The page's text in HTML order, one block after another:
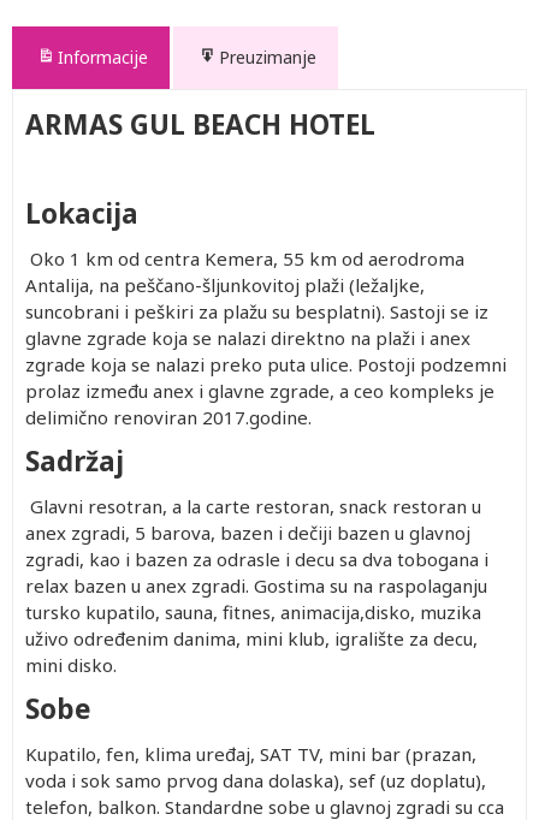
Informacije Preuzimanje
ARMAS GUL BEACH HOTEL
Lokacija
Oko 1 km od centra Kemera, 55 km od aerodroma
Antalija, na peščano-šljunkovitoj plaži (ležaljke,
suncobrani i peškiri za plažu su besplatni). Sastoji se iz
glavne zgrade koja se nalazi direktno na plaži i anex
zgrade koja se nalazi preko puta ulice. Postoji podzemni
prolaz između anex i glavne zgrade, a ceo kompleks je
delimično renoviran 2017.godine.
Sadržaj
Glavni resotran, a la carte restoran, snack restoran u
anex zgradi, 5 barova, bazen i dečiji bazen u glavnoj
zgradi, kao i bazen za odrasle i decu sa dva tobogana i
relax bazen u anex zgradi. Gostima su na raspolaganju
tursko kupatilo, sauna, fitnes, animacija,disko, muzika
uživo određenim danima, mini klub, igralište za decu,
mini disko.
Sobe
Kupatilo, fen, klima uređaj, SAT TV, mini bar (prazan,
voda i sok samo prvog dana dolaska), sef (uz doplatu),
telefon, balkon. Standardne sobe u glavnoj zgradi su cca